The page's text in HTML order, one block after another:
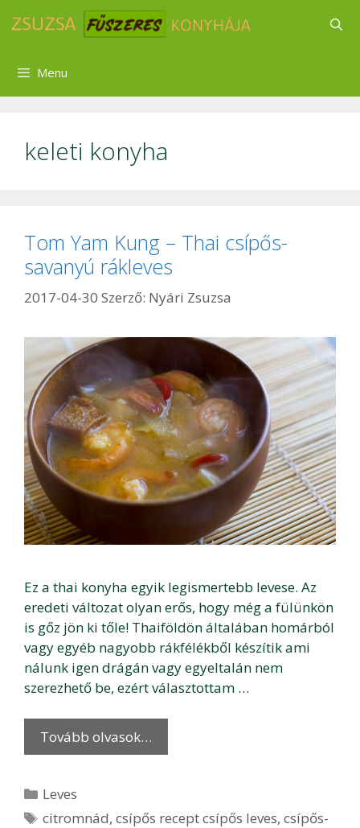
Menu
keleti konyha
Tom Yam Kung – Thai csípős-
savanyú rákleves
2017-04-30 Szerző: Nyári Zsuzsa
Ez a thai konyha egyik legismertebb levese. Az
eredeti változat olyan erős, hogy még a fülünkön
is gőz jön ki tőle! Thaiföldön általában homárból
vagy egyéb nagyobb rákfélékből készítik ami
nálunk igen drágán vagy egyeltalán nem
szerezhető be, ezért választottam …
Tovább olvasok…
Kategória
Leves
Címkék
citromnád,csípős recept csípős leves,csípős-